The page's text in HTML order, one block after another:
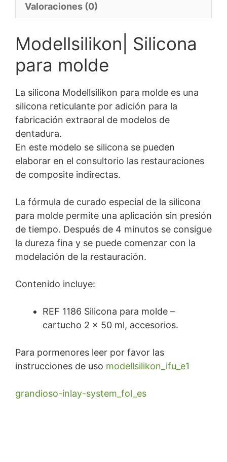
Valoraciones (0)
Modellsilikon| Silicona
para molde
La silicona Modellsilikon para molde es una
silicona reticulante por adición para la
fabricación extraoral de modelos de
dentadura.
En este modelo se silicona se pueden
elaborar en el consultorio las restauraciones
de composite indirectas.
La fórmula de curado especial de la silicona
para molde permite una aplicación sin presión
de tiempo. Después de 4 minutos se consigue
la dureza fina y se puede comenzar con la
modelación de la restauración.
Contenido incluye:
REF 1186 Silicona para molde –
cartucho 2 × 50 ml, accesorios.
Para pormenores leer por favor las
instrucciones de uso modellsilikon_ifu_e1
grandioso-inlay-system_fol_es